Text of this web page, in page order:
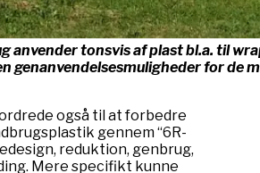
anvender tonsvis af plast bl.a. til
genanvendelsesmuligheder for de
også til at forbedre
gennem “6R-
reduktion, genbrug,
Mere specifikt kunne